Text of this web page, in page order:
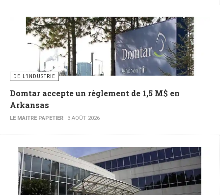
DE L’INDUSTRIE
Domtar accepte un règlement de 1,5 M$ en
Arkansas
LE MAITRE PAPETIER 3 AOÛT 2026